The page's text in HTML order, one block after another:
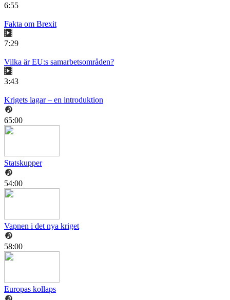
6:55
Fakta om Brexit
7:29
Vilka är EU:s samarbetsområden?
3:43
Krigets lagar – en introduktion
65:00
Statskupper
54:00
Vapnen i det nya kriget
58:00
Europas kollaps